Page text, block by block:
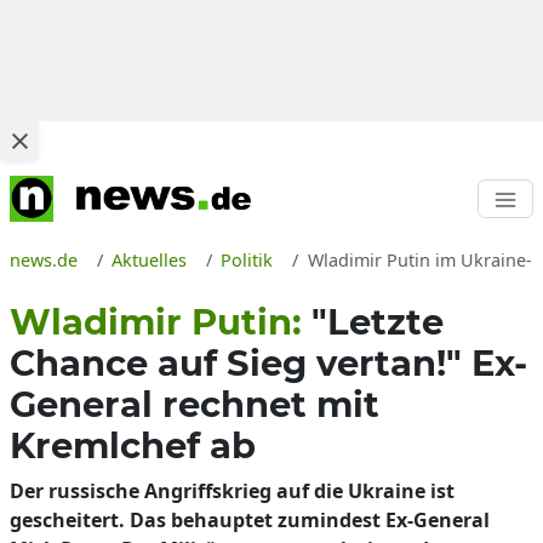
news.de Aktuelles Politik Wladimir Putin im Ukraine-
Wladimir Putin: "Letzte
Chance auf Sieg vertan!" Ex-
General rechnet mit
Kremlchef ab
Der russische Angriffskrieg auf die Ukraine ist
gescheitert. Das behauptet zumindest Ex-General